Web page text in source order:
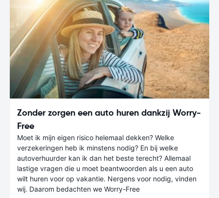
Zonder zorgen een auto huren dankzij Worry-
Free
Moet ik mijn eigen risico helemaal dekken? Welke
verzekeringen heb ik minstens nodig? En bij welke
autoverhuurder kan ik dan het beste terecht? Allemaal
lastige vragen die u moet beantwoorden als u een auto
wilt huren voor op vakantie. Nergens voor nodig, vinden
wij. Daarom bedachten we Worry-Free